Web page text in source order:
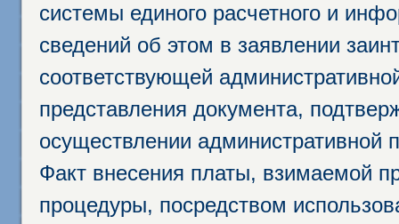
системы единого расчетного и
сведений об этом в заявлении
соответствующей
представления документа,
осуществлении административной
Факт внесения платы, взимаемой
процедуры, посредством